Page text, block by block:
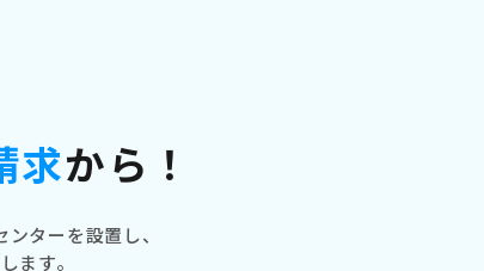
求から！
ターを設置し、
ます。